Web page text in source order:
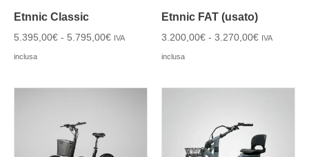
Etnnic Classic
5.395,00€ - 5.795,00€ IVA
inclusa
Etnnic FAT (usato)
3.200,00€ - 3.270,00€ IVA
inclusa